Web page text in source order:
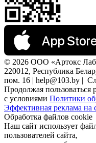
© 2026 ООО «Артокс
220012, Республика
пом. 16 | help@103.by |
Продолжая пользоваться
с условиями Политики
Эффективная реклама на
Обработка файлов cookie
Наш сайт использует
пользователей сайта,